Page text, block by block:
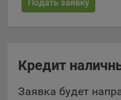
16. Пользователь
Подать заявку
Кредит
Заявка будет